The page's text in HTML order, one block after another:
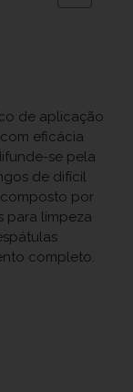
de aplicação
eficácia
se pela
de difícil
por
para limpeza
completo.